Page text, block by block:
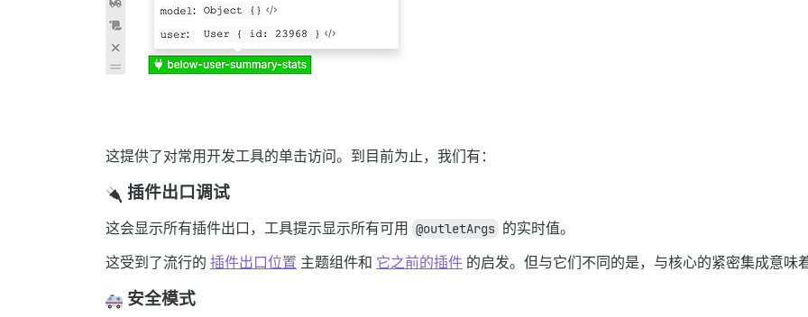
这提供了对常用开发工具的单击访问。到目前为止，我们有：
插件出口调试
这会显示所有插件出口，工具提示显示所有可用 @outletArgs 的实时值。
这受到了流行的 插件出口位置 主题组件和 它之前的插件 的启发。但与它们不同的是，与核心的紧密集成意味
安全模式